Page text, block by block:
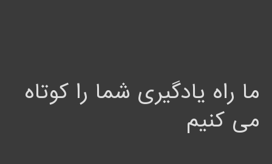
ما راه یادگیری شما را کوتاه
می کنیم